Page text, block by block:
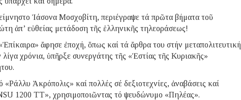
Ἰάσονα Μοσχοβίτη, περιέγραψε τά πρῶτα βήματα τοῦ
ἀπ’ εὐθείας μετάδοση τῆς ἑλληνικῆς τηλεοράσεως!
ἄφησε ἐποχή, ὅπως καί τά ἄρθρα του στήν μεταπολιτευτική
χρόνια, ὑπῆρξε συνεργάτης τῆς «Ἑστίας τῆς Κυριακῆς»
Ἀκρόπολις» καί πολλές σέ δεξιοτεχνίες, ἀναβάσεις καί
1200 TT», χρησιμοποιῶντας τό ψευδώνυμο «Πηλέας».